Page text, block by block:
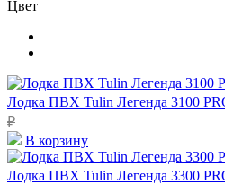
Цвет
Лодка ПВХ Tulin Легенда 3100
₽
В корзину
Лодка ПВХ Tulin Легенда 3300